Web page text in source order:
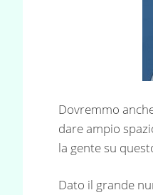
Dovremmo
dare ampio
la gente su
Dato il grande